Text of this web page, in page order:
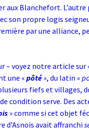
aux Blanchefort. L’autre
son propre logis
par une alliance,
– voyez notre article sur
une «pôté », du latin «
fiefs et villages,
condition serve. Des
» comme si cet objet
d’Asnois avait affranchi